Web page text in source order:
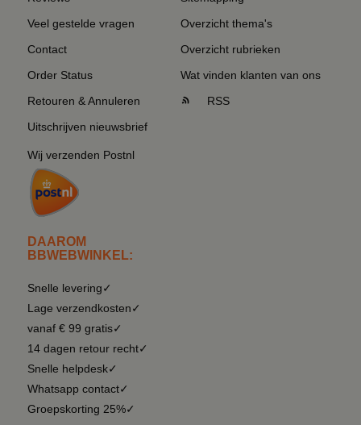
Veel gestelde vragen
Contact
Order Status
Retouren & Annuleren
Uitschrijven nieuwsbrief
Wij verzenden Postnl
DAAROM
BBWEBWINKEL:
Snelle levering✓
Lage verzendkosten✓
vanaf € 99 gratis✓
14 dagen retour recht✓
Snelle helpdesk✓
Whatsapp contact✓
Groepskorting 25%✓
Overzicht thema's
Overzicht rubrieken
Wat vinden klanten van ons
RSS